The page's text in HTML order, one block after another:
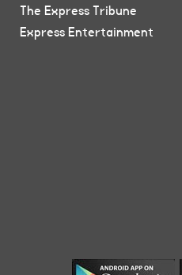
The Express Tribune
Express Entertainment